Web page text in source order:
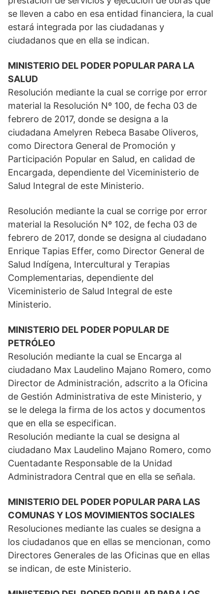
se lleven a cabo en esa entidad financiera, la cual
estará integrada por las ciudadanas y
ciudadanos que en ella se indican.
MINISTERIO DEL PODER POPULAR PARA LA
SALUD
Resolución mediante la cual se corrige por error
material la Resolución Nº 100, de fecha 03 de
febrero de 2017, donde se designa a la
ciudadana Amelyren Rebeca Basabe Oliveros,
como Directora General de Promoción y
Participación Popular en Salud, en calidad de
Encargada, dependiente del Viceministerio de
Salud Integral de este Ministerio.
Resolución mediante la cual se corrige por error
material la Resolución Nº 102, de fecha 03 de
febrero de 2017, donde se designa al ciudadano
Enrique Tapias Effer, como Director General de
Salud Indígena, Intercultural y Terapias
Complementarias, dependiente del
Viceministerio de Salud Integral de este
Ministerio.
MINISTERIO DEL PODER POPULAR DE
PETRÓLEO
Resolución mediante la cual se Encarga al
ciudadano Max Laudelino Majano Romero, como
Director de Administración, adscrito a la Oficina
de Gestión Administrativa de este Ministerio, y
se le delega la firma de los actos y documentos
que en ella se especifican.
Resolución mediante la cual se designa al
ciudadano Max Laudelino Majano Romero, como
Cuentadante Responsable de la Unidad
Administradora Central que en ella se señala.
MINISTERIO DEL PODER POPULAR PARA LAS
COMUNAS Y LOS MOVIMIENTOS SOCIALES
Resoluciones mediante las cuales se designa a
los ciudadanos que en ellas se mencionan, como
Directores Generales de las Oficinas que en ellas
se indican, de este Ministerio.